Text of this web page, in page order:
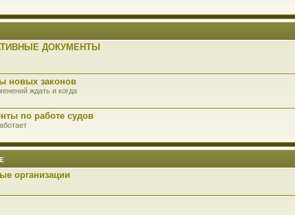
ДОКУМЕНТЫ
новых законов
ждать и когда
по работе судов
организации